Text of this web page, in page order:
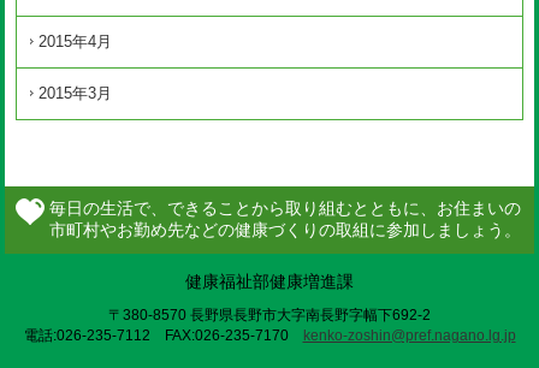
2015年4月
2015年3月
健康福祉部健康増進課
〒380-8570 長野県長野市大字南長野字幅下692-2
電話:026-235-7112 FAX:026-235-7170
kenko-zoshin@pref.nagano.lg.jp